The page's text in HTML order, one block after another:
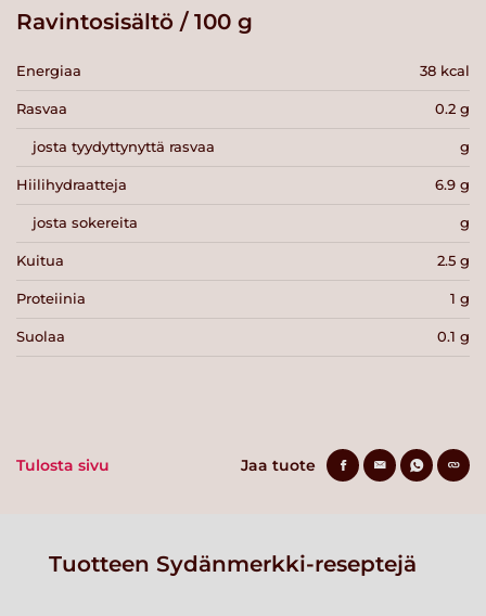
Ravintosisältö / 100 g
Energiaa 38 kcal
Rasvaa 0.2 g
josta tyydyttynyttä rasvaa g
Hiilihydraatteja 6.9 g
josta sokereita g
Kuitua 2.5 g
Proteiinia 1 g
Suolaa 0.1 g
Tulosta sivu Jaa tuote
Tuotteen Sydänmerkki-reseptejä